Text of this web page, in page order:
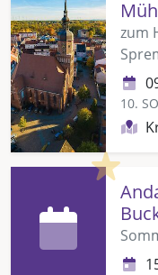
zum